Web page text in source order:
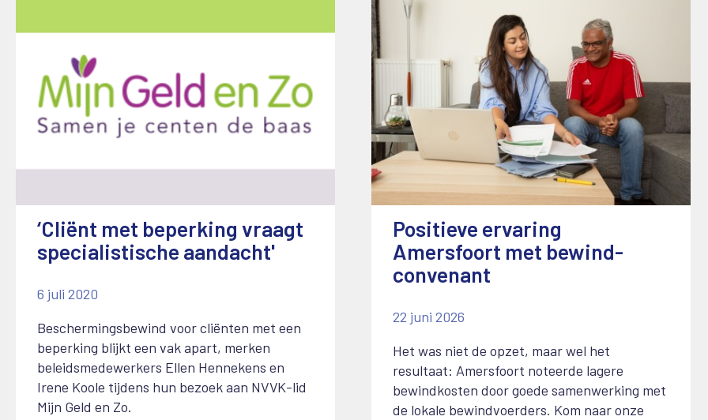
‘Cliënt met beperking vraagt
specialistische aandacht'
6 juli 2020
Beschermingsbewind voor cliënten met een
beperking blijkt een vak apart, merken
beleidsmedewerkers Ellen Hennekens en
Irene Koole tijdens hun bezoek aan NVVK-lid
Mijn Geld en Zo.
Positieve ervaring
Amersfoort met bewind-
convenant
22 juni 2026
Het was niet de opzet, maar wel het
resultaat: Amersfoort noteerde lagere
bewindkosten door goede samenwerking met
de lokale bewindvoerders. Kom naar onze